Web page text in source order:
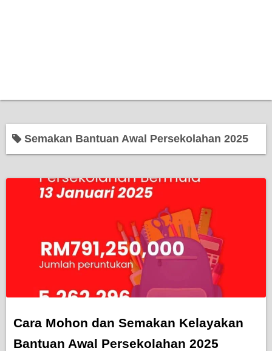
Semakan Bantuan Awal Persekolahan 2025
Cara Mohon dan Semakan Kelayakan
Bantuan Awal Persekolahan 2025